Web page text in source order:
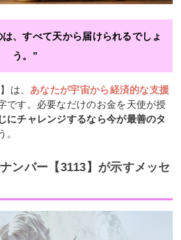
、すべて天から届けられるでしょ
う。”
は、 あなたが宇宙から経済的な支援
です。必要なだけのお金を天使が授
にチャレンジするなら今が最善のタ
。
ンバー【3113】が示すメッセ